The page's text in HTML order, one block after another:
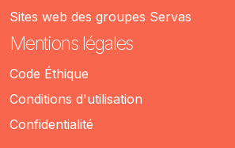
Sites web des groupes Servas
Mentions légales
Code Éthique
Conditions d'utilisation
Confidentialité